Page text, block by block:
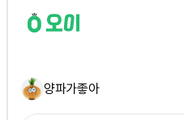
양파가좋아